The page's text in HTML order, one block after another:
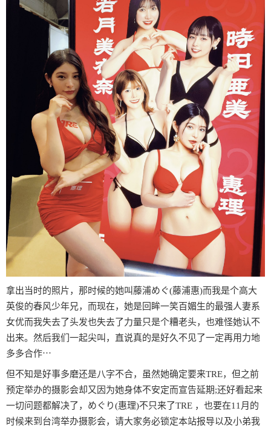
拿出当时的照片，那时候的她叫藤浦めぐ(藤浦惠)而我是个高大
英俊的春风少年兄，而现在，她是回眸一笑百媚生的最强人妻系
女优而我失去了头发也失去了力量只是个糟老头，也难怪她认不
出来。然后我们一起尖叫，直说真的是好久不见了一定再用力地
多多合作⋯
但不知是好事多磨还是八字不合，虽然她确定要来TRE，但之前
预定举办的摄影会却又因为她身体不安定而宣告延期;还好看起来
一切问题都解决了，めぐり(惠理)不只来了TRE ，也要在11月的
时候来到台湾举办摄影会，请大家务必锁定本站报导以及小弟我